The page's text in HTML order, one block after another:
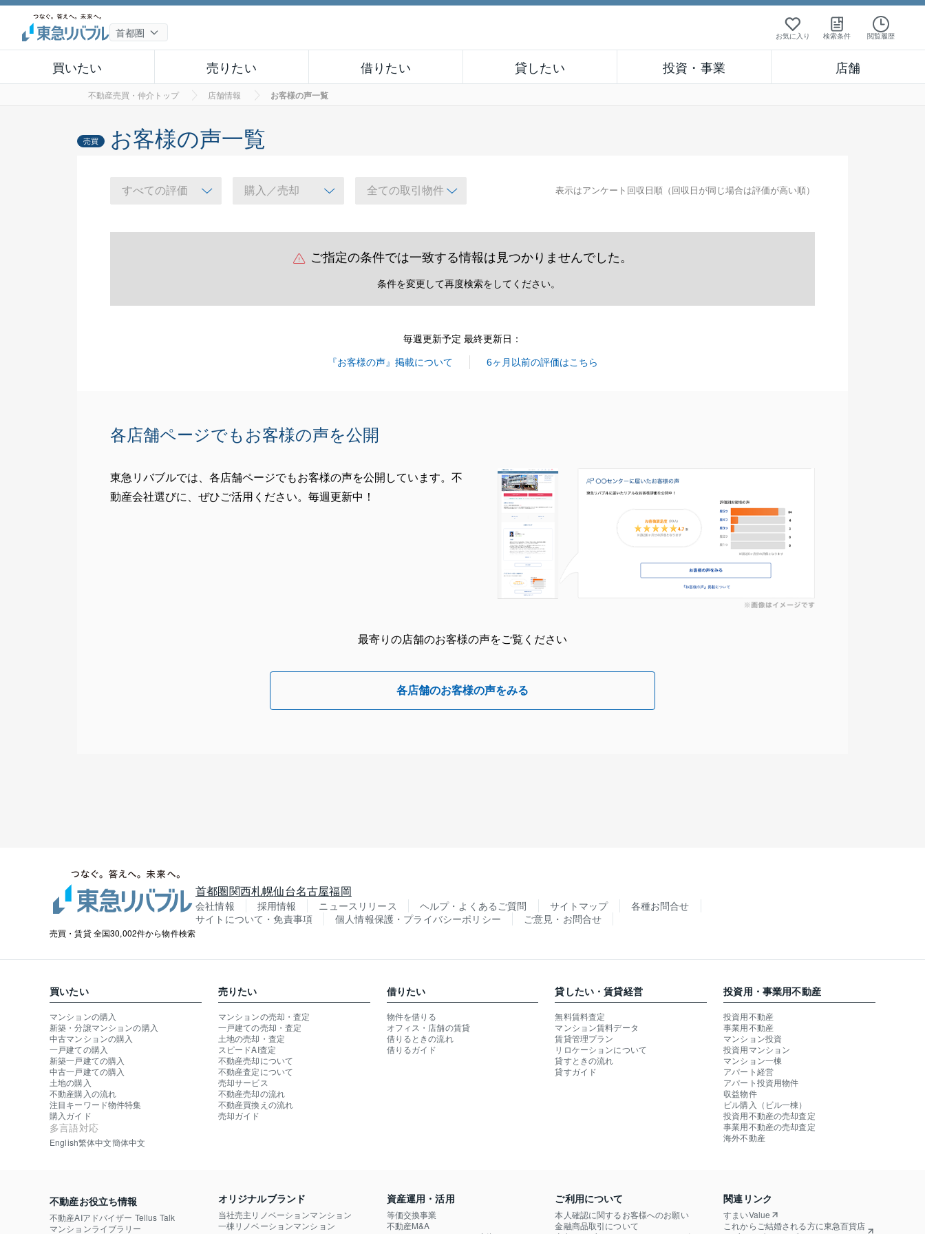
お気に入り 検索条件 閲覧履歴
買いたい 売りたい 借りたい 貸したい 投資・事業 店舗
不動産売買・仲介トップ 店舗情報 お客様の声一覧
売買 お客様の声一覧
表示はアンケート回収日順（回収日が同じ場合は評価が高い順）
ご指定の条件では一致する情報は見つかりませんでした。
条件を変更して再度検索をしてください。
毎週更新予定 最終更新日：
『お客様の声』掲載について 6ヶ月以前の評価はこちら
各店舗ページでもお客様の声を公開
東急リバブルでは、各店舗ページでもお客様の声を公開しています。不
動産会社選びに、ぜひご活用ください。毎週更新中！
最寄りの店舗のお客様の声をご覧ください
各店舗のお客様の声をみる
売買・賃貸 全国30,002件から物件検索
首都圏関西札幌仙台名古屋福岡
会社情報 採用情報 ニュースリリース ヘルプ・よくあるご質問 サイトマップ
各種お問合せ
サイトについて・免責事項
個人情報保護・プライバシーポリシー ご意見・お問合せ
買いたい
マンションの購入
新築・分譲マンションの購入
中古マンションの購入
一戸建ての購入
新築一戸建ての購入
中古一戸建ての購入
土地の購入
不動産購入の流れ
注目キーワード物件特集
購入ガイド
多言語対応
English繁体中文簡体中文
売りたい
マンションの売却・査定
一戸建ての売却・査定
土地の売却・査定
スピードAI査定
不動産売却について
不動産査定について
売却サービス
不動産売却の流れ
不動産買換えの流れ
売却ガイド
借りたい
物件を借りる
オフィス・店舗の賃貸
借りるときの流れ
借りるガイド
貸したい・賃貸経営
無料賃料査定
マンション賃料データ
賃貸管理プラン
リロケーションについて
貸すときの流れ
貸すガイド
投資用・事業用不動産
投資用不動産
事業用不動産
マンション投資
投資用マンション
マンション一棟
アパート経営
アパート投資用物件
収益物件
ビル購入（ビル一棟）
投資用不動産の売却査定
事業用不動産の売却査定
海外不動産
不動産お役立ち情報
不動産AIアドバイザー Tellus Talk
マンションライブラリー
オリジナルブランド
当社売主リノベーションマンション
一棟リノベーションマンション
資産運用・活用
等価交換事業
不動産M&A
ご利用について
本人確認に関するお客様へのお願い
金融商品取引について
関連リンク
すまいValue
これからご結婚される方に東急百貨店